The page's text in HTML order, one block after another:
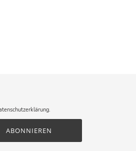
.
ABONNIEREN